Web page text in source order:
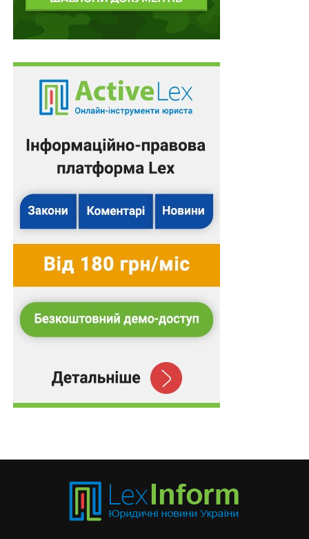
До речі, Міжнародний кримінальний суд може
щодо дій, вчинених після 17 липня 2019 року, тобто
через рік після набуття чинності визначення агресії в
Римському статуті. Це пов’язано з тим, що в
агресії. А з 2010 по 2018 роки тривав збір необхідної
кількості підписів держав під визначенням агресії, і
лише після цього воно набуло чинності.
Але ж Україна не є повноправним членом
варто зробити короткий історичний екскурс з даного
питання. Протягом багатьох років триває дискусія
щодо необхідності ратифікації Римського статуту
України у справі за конституційним поданням
Президента України про надання висновку щодо
відповідності Конституції України РС МКС (справа
про Римський статут) від 11 липня 2001 року